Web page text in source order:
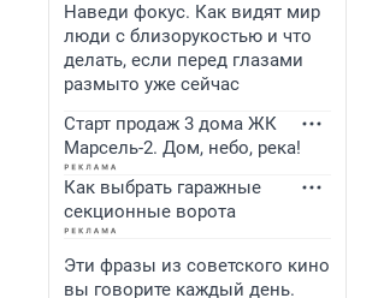
Наведи фокус. Как видят мир
люди с близорукостью и что
делать, если перед глазами
размыто уже сейчас
Старт продаж 3 дома ЖК
Марсель-2. Дом, небо, река!
Как выбрать гаражные
секционные ворота
Эти фразы из советского кино
вы говорите каждый день.